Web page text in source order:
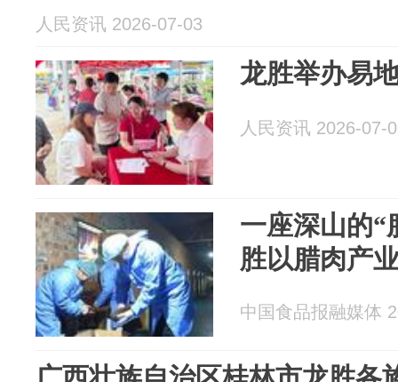
人民资讯 2026-07-03
龙胜举办易
人民资讯 2026-07-
一座深山的“
胜以腊肉产
中国食品报融媒体